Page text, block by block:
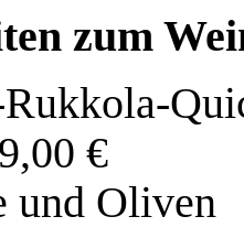
zum
9,00 €
und Oliven